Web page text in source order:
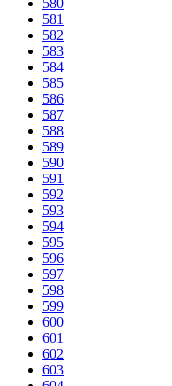
580
581
582
583
584
585
586
587
588
589
590
591
592
593
594
595
596
597
598
599
600
601
602
603